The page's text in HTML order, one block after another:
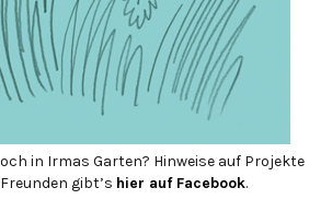
in Irmas Garten? Hinweise auf Projekte
gibt’s hier auf Face­book.